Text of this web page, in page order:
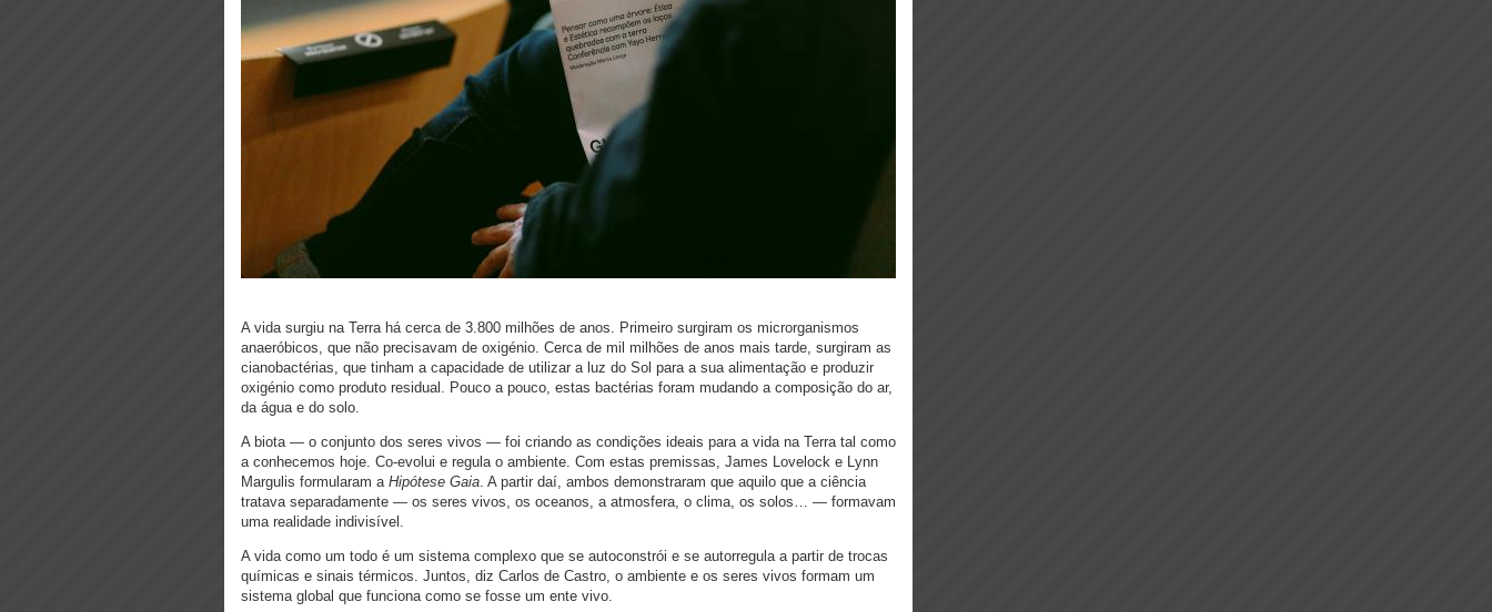
A vida surgiu na Terra há cerca de 3.800 milhões de anos. Primeiro surgiram os microrganismos
anaeróbicos, que não precisavam de oxigénio. Cerca de mil milhões de anos mais tarde, surgiram as
cianobactérias, que tinham a capacidade de utilizar a luz do Sol para a sua alimentação e produzir
oxigénio como produto residual. Pouco a pouco, estas bactérias foram mudando a composição do ar,
da água e do solo.
A biota — o conjunto dos seres vivos — foi criando as condições ideais para a vida na Terra tal como
a conhecemos hoje. Co-evolui e regula o ambiente. Com estas premissas, James Lovelock e Lynn
Margulis formularam a Hipótese Gaia. A partir daí, ambos demonstraram que aquilo que a ciência
tratava separadamente — os seres vivos, os oceanos, a atmosfera, o clima, os solos… — formavam
uma realidade indivisível.
A vida como um todo é um sistema complexo que se autoconstrói e se autorregula a partir de trocas
químicas e sinais térmicos. Juntos, diz Carlos de Castro, o ambiente e os seres vivos formam um
sistema global que funciona como se fosse um ente vivo.